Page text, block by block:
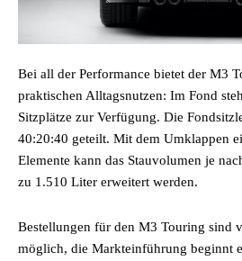
Bei all der Performance bietet der M3
praktischen Alltagsnutzen: Im Fond
Sitzplätze zur Verfügung. Die
40:20:40 geteilt. Mit dem Umklappen
Elemente kann das Stauvolumen je
zu 1.510 Liter erweitert werden.
Bestellungen für den M3 Touring sind
möglich, die Markteinführung beginnt